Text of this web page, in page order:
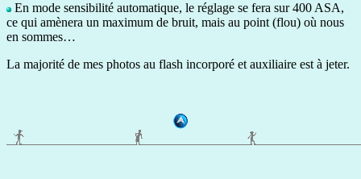
En mode sensibilité automatique, le réglage se fera sur 400 ASA,
ce qui amènera un maximum de bruit, mais au point (flou) où nous
en sommes…
La majorité de mes photos au flash incorporé et auxiliaire est à jeter.